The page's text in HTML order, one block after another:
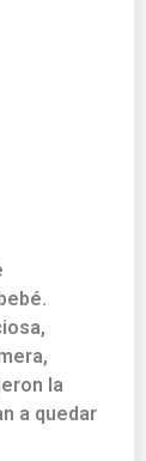
la
a quedar